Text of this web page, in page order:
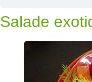
Salade